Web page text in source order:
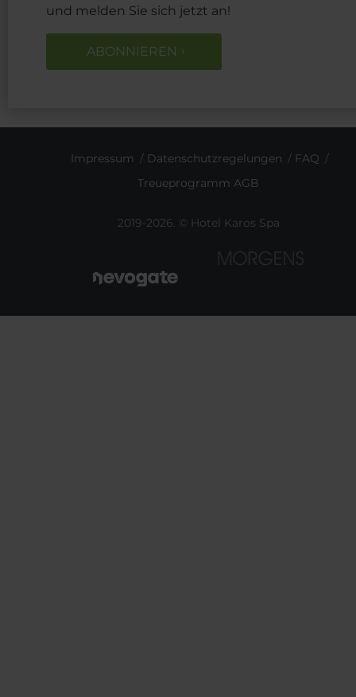
und melden Sie sich jetzt an!
ABONNIEREN
Impressum Datenschutzregelungen
FAQ
Treueprogramm AGB
2019-2026. © Hotel Karos Spa